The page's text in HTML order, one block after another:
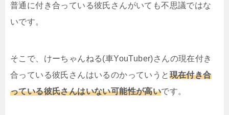
普通に付き合っている彼氏さんがいても不思議ではな
いです。
そこで、けーちゃんねる(車YouTuber)さんの現在付き
合っている彼氏さんはいるのかっていうと 現在付き合
っている彼氏さんはいない可能性が高いです。